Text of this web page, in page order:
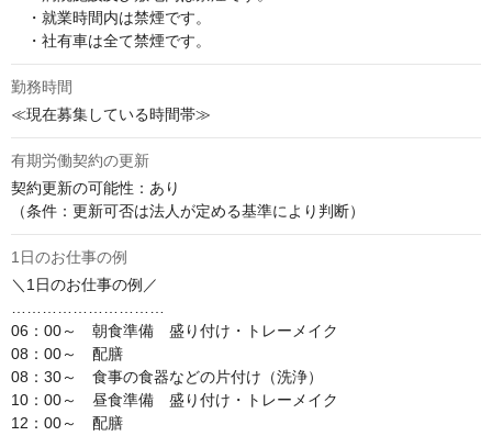
・就業時間内は禁煙です。
・社有車は全て禁煙です。
勤務時間
≪現在募集している時間帯≫
有期労働契約の更新
契約更新の可能性：あり
（条件：更新可否は法人が定める基準により判断）
1日のお仕事の例
＼1日のお仕事の例／
…………………………
06：00～　朝食準備　盛り付け・トレーメイク
08：00～　配膳
08：30～　食事の食器などの片付け（洗浄）
10：00～　昼食準備　盛り付け・トレーメイク
12：00～　配膳